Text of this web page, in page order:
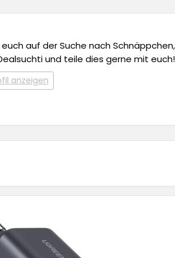
auf der Suche nach
und teile dies gerne mit euch!
anzeigen